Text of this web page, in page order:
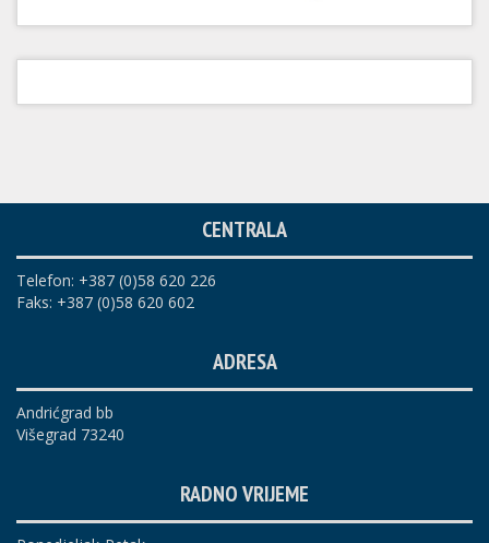
CENTRALA
Telefon: +387 (0)58 620 226
Faks: +387 (0)58 620 602
ADRESA
Andrićgrad bb
Višegrad 73240
RADNO VRIJEME